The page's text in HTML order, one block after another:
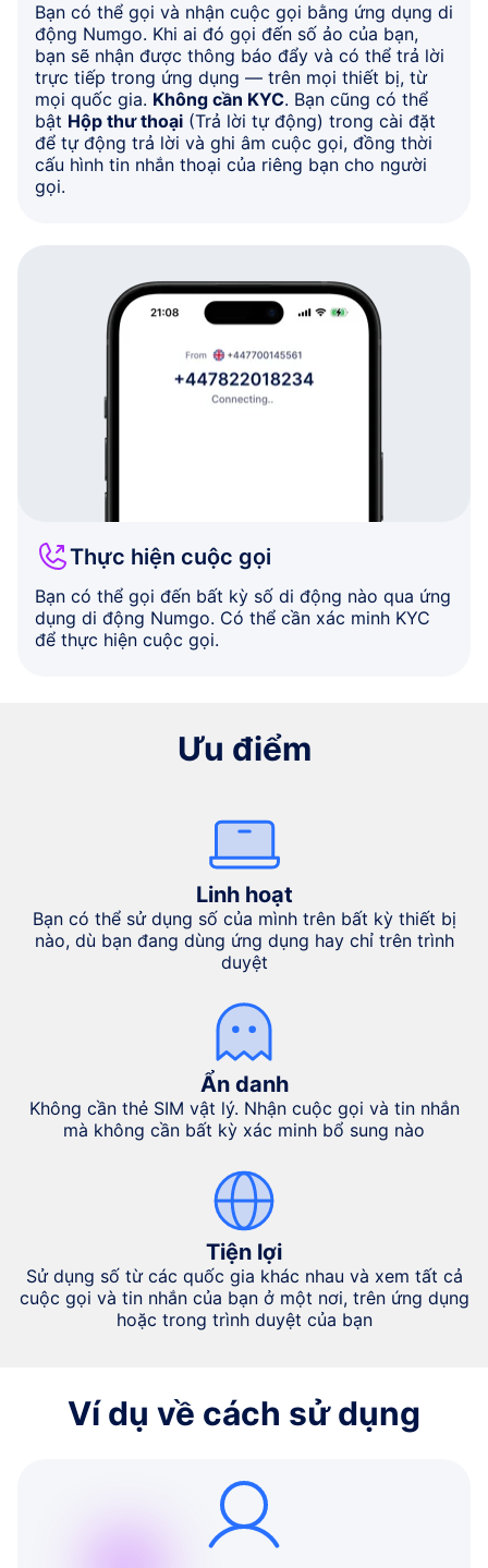
Bạn có thể gọi và nhận cuộc gọi bằng ứng dụng di
động Numgo. Khi ai đó gọi đến số ảo của bạn,
bạn sẽ nhận được thông báo đẩy và có thể trả lời
trực tiếp trong ứng dụng — trên mọi thiết bị, từ
mọi quốc gia. Không cần KYC. Bạn cũng có thể
bật Hộp thư thoại (Trả lời tự động) trong cài đặt
để tự động trả lời và ghi âm cuộc gọi, đồng thời
cấu hình tin nhắn thoại của riêng bạn cho người
gọi.
Thực hiện cuộc gọi
Bạn có thể gọi đến bất kỳ số di động nào qua ứng
dụng di động Numgo. Có thể cần xác minh KYC
để thực hiện cuộc gọi.
Ưu điểm
Linh hoạt
Bạn có thể sử dụng số của mình trên bất kỳ thiết bị
nào, dù bạn đang dùng ứng dụng hay chỉ trên trình
duyệt
Ẩn danh
Không cần thẻ SIM vật lý. Nhận cuộc gọi và tin nhắn
mà không cần bất kỳ xác minh bổ sung nào
Tiện lợi
Sử dụng số từ các quốc gia khác nhau và xem tất cả
cuộc gọi và tin nhắn của bạn ở một nơi, trên ứng dụng
hoặc trong trình duyệt của bạn
Ví dụ về cách sử dụng